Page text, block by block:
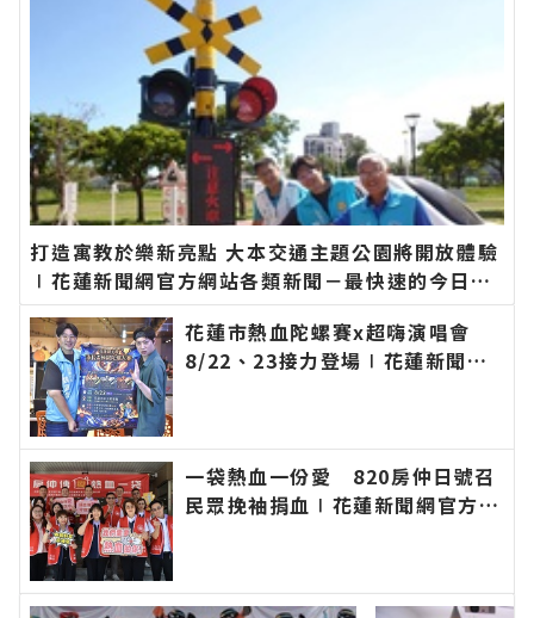
打造寓教於樂新亮點 大本交通主題公園將開放體驗
∣花蓮新聞網官方網站各類新聞－最快速的今日新
聞報導 最新的在地資訊！
花蓮市熱血陀螺賽x超嗨演唱會
8/22、23接力登場∣花蓮新聞網
一袋熱血一份愛 820房仲日號召
民眾挽袖捐血∣花蓮新聞網官方網